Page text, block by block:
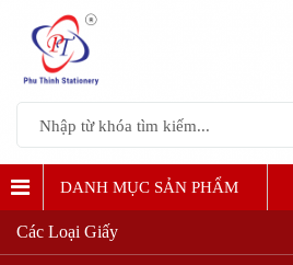
DANH MỤC SẢN PHẨM
Các Loại Giấy